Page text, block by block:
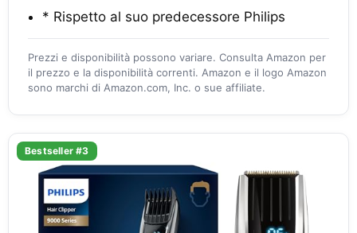
* Rispetto al suo predecessore Philips
Prezzi e disponibilità possono variare. Consulta Amazon per
il prezzo e la disponibilità correnti. Amazon e il logo Amazon
sono marchi di Amazon.com, Inc. o sue affiliate.
Bestseller #3